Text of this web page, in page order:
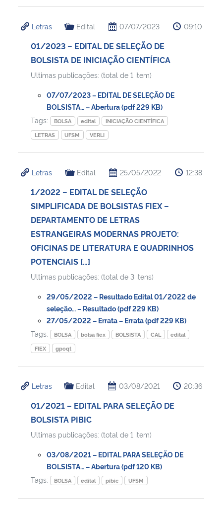
Letras Edital 07/07/2023 09:10
01/2023 – EDITAL DE SELEÇÃO DE
BOLSISTA DE INICIAÇÃO CIENTÍFICA
Ultimas publicações: (total de 1 item)
07/07/2023 – EDITAL DE SELEÇÃO DE
BOLSISTA… – Abertura (pdf 229 KB)
Tags:
BOLSA edital
INICIAÇÃO CIENTÍFICA
LETRAS
UFSM VERLI
Letras Edital 25/05/2022 12:38
1/2022 – EDITAL DE SELEÇÃO
SIMPLIFICADA DE BOLSISTAS FIEX –
DEPARTAMENTO DE LETRAS
ESTRANGEIRAS MODERNAS PROJETO:
OFICINAS DE LITERATURA E QUADRINHOS
POTENCIAIS […]
Ultimas publicações: (total de 3 itens)
29/05/2022 – Resultado Edital 01/2022 de
seleção… – Resultado (pdf 229 KB)
27/05/2022 – Errata – Errata (pdf 229 KB)
Tags:
BOLSA bolsa fiex BOLSISTA CAL
edital
FIEX
gpoqt
Letras Edital 03/08/2021 20:36
01/2021 – EDITAL PARA SELEÇÃO DE
BOLSISTA PIBIC
Ultimas publicações: (total de 1 item)
03/08/2021 – EDITAL PARA SELEÇÃO DE
BOLSISTA… – Abertura (pdf 120 KB)
Tags:
BOLSA edital pibic UFSM